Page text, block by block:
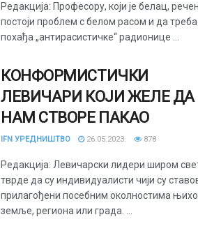
Редакција: Професору, који је белац,
постоји проблем с белом расом и да
похађа „антирасистичке“ радионице ...
КОНФОРМИСТИЧКИ
ЛЕВИЧАРИ КОЈИ ЖЕЛЕ ДА
НАМ СТВОРЕ ПАКАО
IFN УРЕДНИШТВО 26.05.2023. 878
Редакција: Левичарски лидери широм
тврде да су индивидуалисти чији су
прилагођени посебним околностима
земље, региона или града. ...